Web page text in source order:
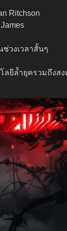
Ritchson
วงเวลาสั้นๆ
ยีล้ำยุครวมถึงส